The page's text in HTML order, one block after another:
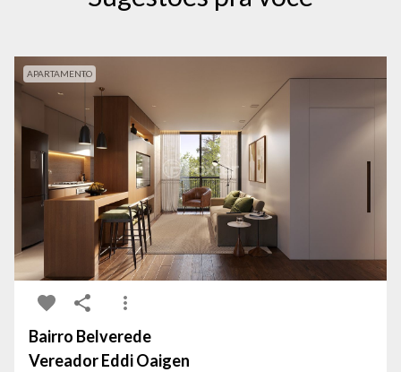
APARTAMENTO
Bairro Belverede
Vereador Eddi Oaigen